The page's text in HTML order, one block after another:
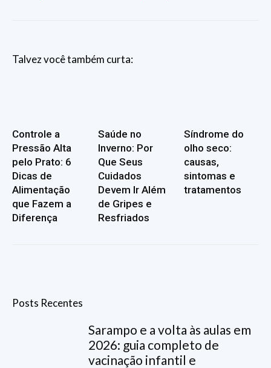
Talvez você também curta:
Controle a
Pressão Alta
pelo Prato: 6
Dicas de
Alimentação
que Fazem a
Diferença
Saúde no
Inverno: Por
Que Seus
Cuidados
Devem Ir Além
de Gripes e
Resfriados
Síndrome do
olho seco:
causas,
sintomas e
tratamentos
Posts Recentes
Sarampo e a volta às aulas em
2026: guia completo de
vacinação infantil e